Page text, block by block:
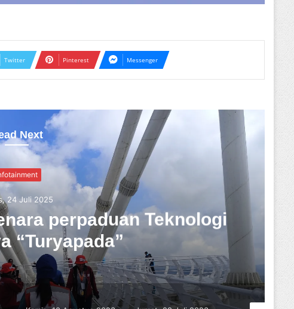
Twitter Pinterest Messenger
Next
& Budaya
24 Juli 2025
Nanoe Biroe beri
V PMI Provinsi Bali